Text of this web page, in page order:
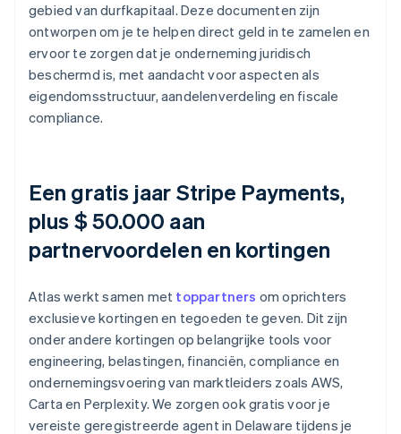
gebied van durfkapitaal. Deze documenten zijn
ontworpen om je te helpen direct geld in te zamelen en
ervoor te zorgen dat je onderneming juridisch
beschermd is, met aandacht voor aspecten als
eigendomsstructuur, aandelenverdeling en fiscale
compliance.
Een gratis jaar Stripe Payments,
plus $ 50.000 aan
partnervoordelen en kortingen
Atlas werkt samen met toppartners om oprichters
exclusieve kortingen en tegoeden te geven. Dit zijn
onder andere kortingen op belangrijke tools voor
engineering, belastingen, financiën, compliance en
ondernemingsvoering van marktleiders zoals AWS,
Carta en Perplexity. We zorgen ook gratis voor je
vereiste geregistreerde agent in Delaware tijdens je